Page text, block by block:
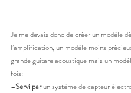
Je me devais donc de créer un modèle
l’amplification, un modèle moins
grande guitare acoustique mais un
fois:
–Servi par un système de capteur